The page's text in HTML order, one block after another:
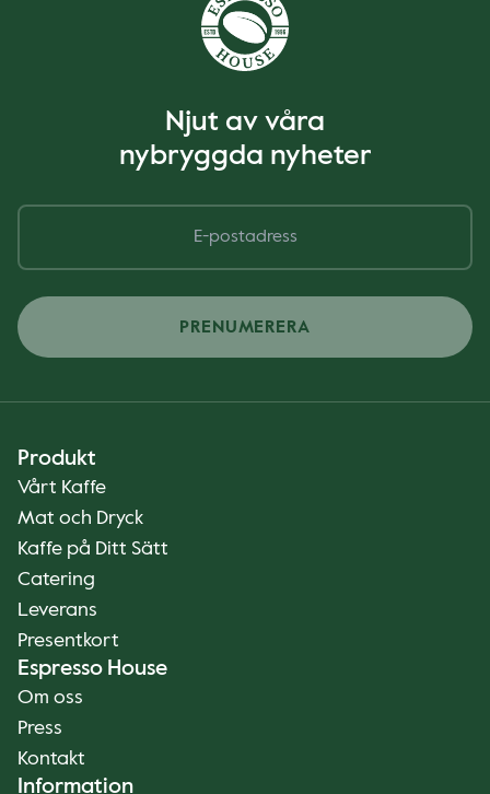
Njut av våra
nybryggda nyheter
PRENUMERERA
Produkt
Vårt Kaffe
Mat och Dryck
Kaffe på Ditt Sätt
Catering
Leverans
Presentkort
Espresso House
Om oss
Press
Kontakt
Information